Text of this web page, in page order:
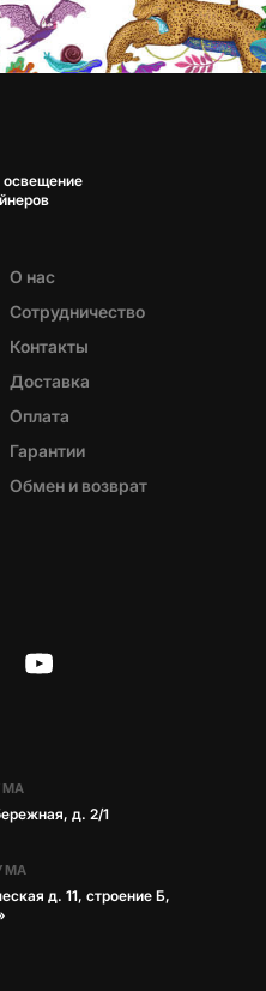
освещение
О нас
Сотрудничество
Контакты
Доставка
Оплата
Гарантии
Обмен и возврат
д. 2/1
д. 11, строение Б,